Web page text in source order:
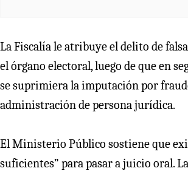
La Fiscalía le atribuye el delito de
el órgano electoral, luego de que en
se suprimiera la imputación por
administración de persona jurídica.
El Ministerio Público sostiene que
suficientes” para pasar a juicio oral.